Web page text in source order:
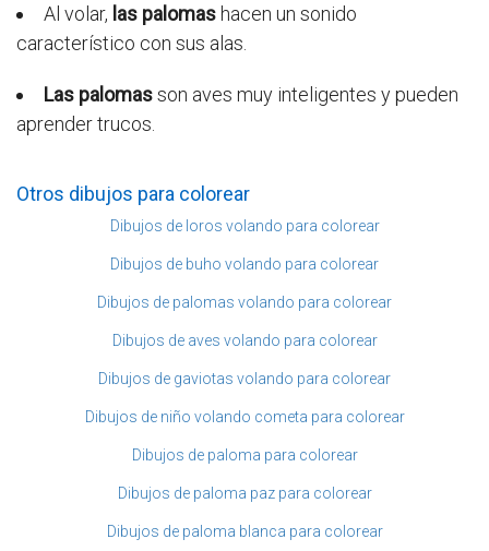
Al volar, las palomashacen un sonido
característico con sus alas.
Las palomasson aves muy inteligentes y pueden
aprender trucos.
Otros dibujos para colorear
Dibujos de loros volando para colorear
Dibujos de buho volando para colorear
Dibujos de palomas volando para colorear
Dibujos de aves volando para colorear
Dibujos de gaviotas volando para colorear
Dibujos de niño volando cometa para colorear
Dibujos de paloma para colorear
Dibujos de paloma paz para colorear
Dibujos de paloma blanca para colorear